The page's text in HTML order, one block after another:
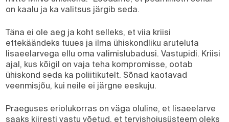
on kaalu ja ka valitsus järgib seda.
Täna ei ole aeg ja koht selleks, et viia kriisi
ettekäändeks tuues ja ilma ühiskondliku aruteluta
lisaeelarvega ellu oma valimislubadusi. Vastupidi. Kriisi
ajal, kus kõigil on vaja teha kompromisse, ootab
ühiskond seda ka poliitikutelt. Sõnad kaotavad
veenmisjõu, kui neile ei järgne eeskuju.
Praeguses eriolukorras on väga oluline, et lisaeelarve
saaks kiiresti vastu võetud, et tervishoiusüsteem oleks